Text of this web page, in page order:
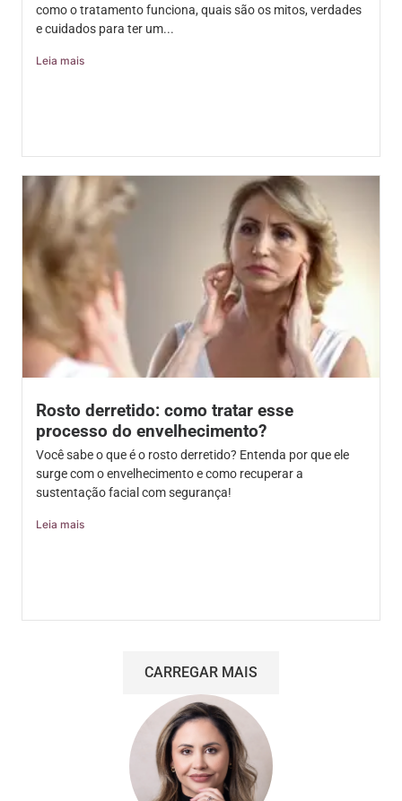
como o tratamento funciona, quais são os mitos, verdades
e cuidados para ter um...
Leia mais
Rosto derretido: como tratar esse
processo do envelhecimento?
Você sabe o que é o rosto derretido? Entenda por que ele
surge com o envelhecimento e como recuperar a
sustentação facial com segurança!
Leia mais
CARREGAR MAIS